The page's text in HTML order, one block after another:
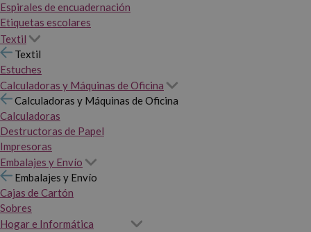
Espirales de encuadernación
Etiquetas escolares
Textil
Textil
Estuches
Calculadoras y Máquinas de Oficina
Calculadoras y Máquinas de Oficina
Calculadoras
Destructoras de Papel
Impresoras
Embalajes y Envío
Embalajes y Envío
Cajas de Cartón
Sobres
Hogar e Informática